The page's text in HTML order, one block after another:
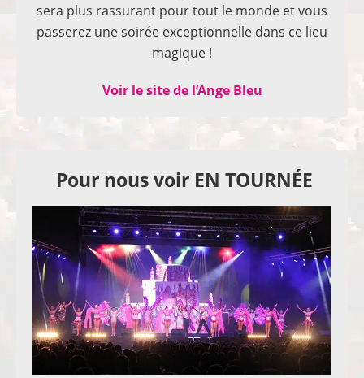
sera plus rassurant pour tout le monde et vous
passerez une soirée exceptionnelle dans ce lieu
magique !
Voir le site de l’Ange Bleu
Pour nous voir EN TOURNÉE